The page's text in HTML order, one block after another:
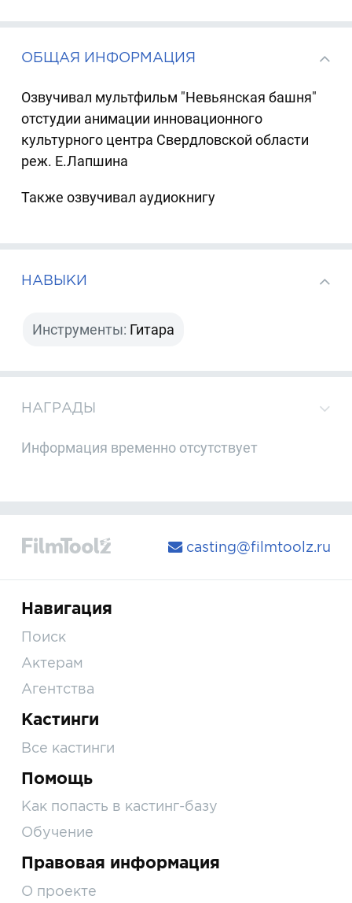
ОБЩАЯ ИНФОРМАЦИЯ
Озвучивал мультфильм "Невьянская башня"
отстудии анимации инновационного
культурного центра Свердловской области
реж. Е.Лапшина
Также озвучивал аудиокнигу
НАВЫКИ
Инструменты: Гитара
НАГРАДЫ
Информация временно отсутствует
casting@filmtoolz.ru
Навигация
Поиск
Актерам
Агентства
Кастинги
Все кастинги
Помощь
Как попасть в кастинг-базу
Обучение
Правовая информация
О проекте